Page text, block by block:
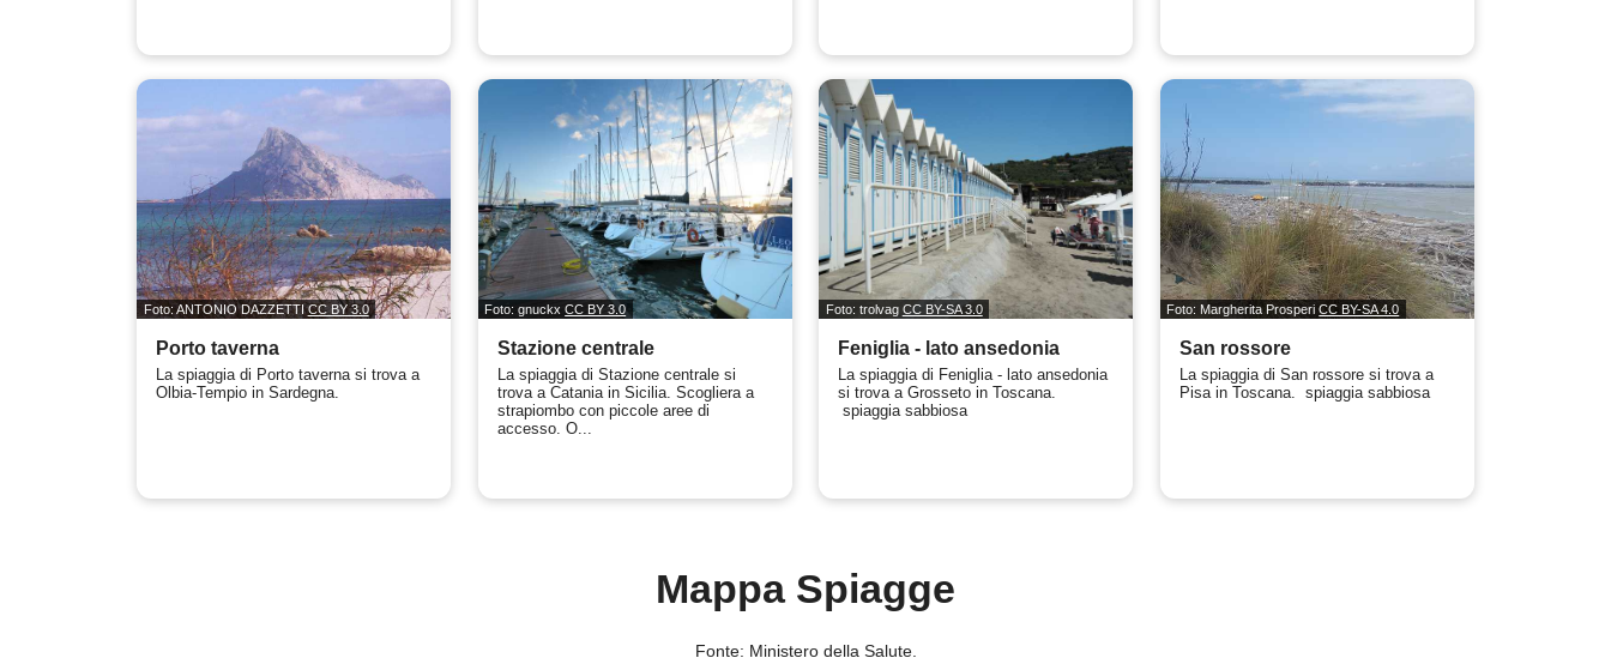
Foto: ANTONIO DAZZETTICC BY 3.0
Porto taverna
La spiaggia di Porto taverna si trova a
Olbia-Tempio in Sardegna.
Foto: gnuckxCC BY 3.0
Stazione centrale
La spiaggia di Stazione centrale si
trova a Catania in Sicilia. Scogliera a
strapiombo con piccole aree di
accesso. O...
Foto: trolvag CC BY-SA 3.0
Feniglia - lato ansedonia
La spiaggia di Feniglia - lato ansedonia
si trova a Grosseto in Toscana.
spiaggia sabbiosa
Foto: Margherita ProsperiCC BY-SA 4.0
San rossore
La spiaggia di San rossore si trova a
Pisa in Toscana. spiaggia sabbiosa
Mappa Spiagge
Fonte: Ministero della Salute.